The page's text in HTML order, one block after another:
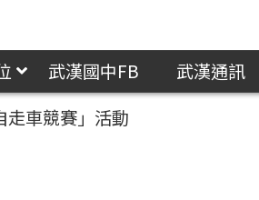
武漢國中FB 武漢通訊
車競賽」活動